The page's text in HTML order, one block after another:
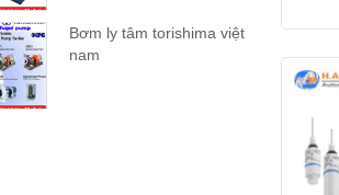
Bơm ly tâm torishima việt
nam